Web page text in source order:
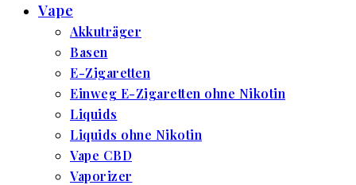
Vape
Akkuträger
Basen
E-Zigaretten
Einweg E-Zigaretten ohne Nikotin
Liquids
Liquids ohne Nikotin
Vape CBD
Vaporizer